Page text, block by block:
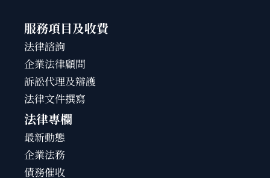
服務項目及收費
法律諮詢
企業法律顧問
訴訟代理及辯護
法律文件撰寫
法律專欄
最新動態
企業法務
債務催收